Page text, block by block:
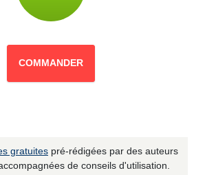
COMMANDER
gratuites pré-rédigées par des auteurs
de conseils d'utilisation.